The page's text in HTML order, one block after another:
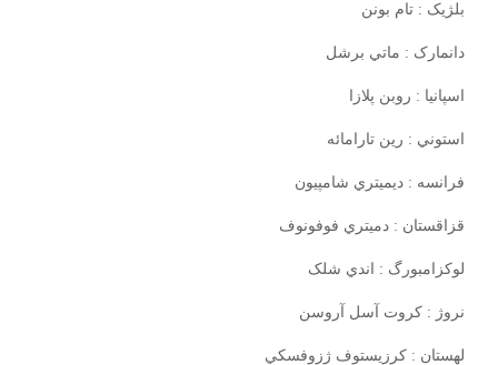
بلژيک : تام بونن
دانمارک : ماتي برشل
اسپانيا : روبن پلازا
استوني : رين تارامائه
فرانسه : ديميتري شامپيون
قزاقستان : دميتري فوفونوف
لوکزامبورگ : اندي شلک
نروژ : کروت آسل آروسن
لهستان : کرزيستوف ژزوفسکي